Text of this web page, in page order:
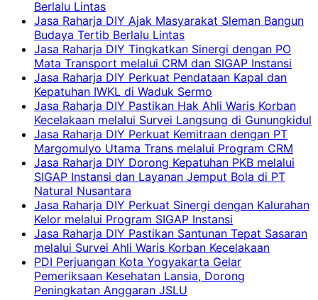
Berlalu Lintas
Jasa Raharja DIY Ajak Masyarakat Sleman Bangun
Budaya Tertib Berlalu Lintas
Jasa Raharja DIY Tingkatkan Sinergi dengan PO
Mata Transport melalui CRM dan SIGAP Instansi
Jasa Raharja DIY Perkuat Pendataan Kapal dan
Kepatuhan IWKL di Waduk Sermo
Jasa Raharja DIY Pastikan Hak Ahli Waris Korban
Kecelakaan melalui Survei Langsung di Gunungkidul
Jasa Raharja DIY Perkuat Kemitraan dengan PT
Margomulyo Utama Trans melalui Program CRM
Jasa Raharja DIY Dorong Kepatuhan PKB melalui
SIGAP Instansi dan Layanan Jemput Bola di PT
Natural Nusantara
Jasa Raharja DIY Perkuat Sinergi dengan Kalurahan
Kelor melalui Program SIGAP Instansi
Jasa Raharja DIY Pastikan Santunan Tepat Sasaran
melalui Survei Ahli Waris Korban Kecelakaan
PDI Perjuangan Kota Yogyakarta Gelar
Pemeriksaan Kesehatan Lansia, Dorong
Peningkatan Anggaran JSLU